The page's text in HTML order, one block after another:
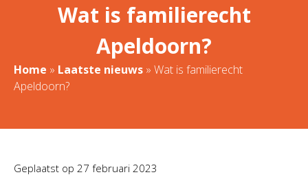
Wat is familierecht
Apeldoorn?
Home » Laatste nieuws » Wat is familierecht
Apeldoorn?
Geplaatst op 27 februari 2023